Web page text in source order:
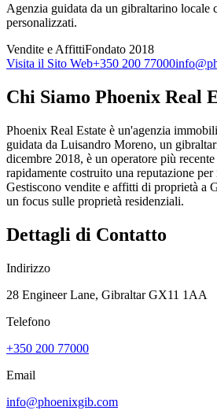
Agenzia guidata da un gibraltarino locale
personalizzati.
Vendite e AffittiFondato 2018
Visita il Sito Web+350 200 77000
Chi Siamo Phoenix Real
Phoenix Real Estate è un'agenzia
guidata da Luisandro Moreno, un
dicembre 2018, è un operatore più
rapidamente costruito una reputazione
Gestiscono vendite e affitti di proprietà a
un focus sulle proprietà residenziali.
Dettagli di Contatto
Indirizzo
28 Engineer Lane, Gibraltar GX11 1AA
Telefono
+350 200 77000
Email
info@phoenixgib.com